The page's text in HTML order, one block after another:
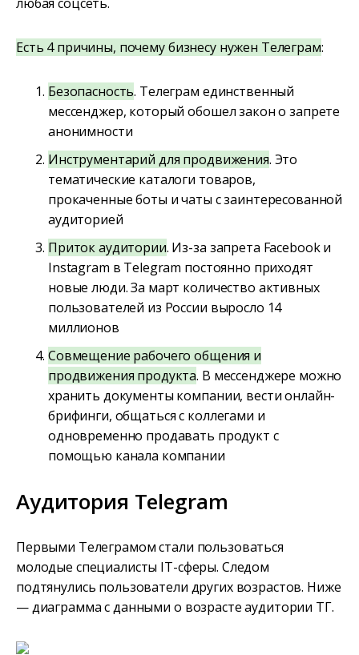
Есть 4 причины, почему бизнесу нужен Телеграм:
Безопасность. Телеграм единственный
мессенджер, который обошел закон о запрете
анонимности
Инструментарий для продвижения. Это
тематические каталоги товаров,
прокаченные боты и чаты с заинтересованной
аудиторией
Приток аудитории. Из-за запрета Facebook и
Instagram в Telegram постоянно приходят
новые люди. За март количество активных
пользователей из России выросло 14
миллионов
Совмещение рабочего общения и
продвижения продукта. В мессенджере можно
хранить документы компании, вести онлайн-
брифинги, общаться с коллегами и
одновременно продавать продукт с
помощью канала компании
Аудитория Telegram
Первыми Телеграмом стали пользоваться
молодые специалисты IT-сферы. Следом
подтянулись пользователи других возрастов. Ниже
— диаграмма с данными о возрасте аудитории ТГ.